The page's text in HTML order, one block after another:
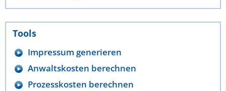
Tools
Impressum generieren
Anwaltskosten berechnen
Prozesskosten berechnen